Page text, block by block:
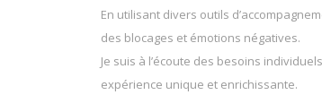
En utilisant divers outils
des blocages et émotions négatives.
Je suis à l’écoute des besoins
expérience unique et enrichissante.